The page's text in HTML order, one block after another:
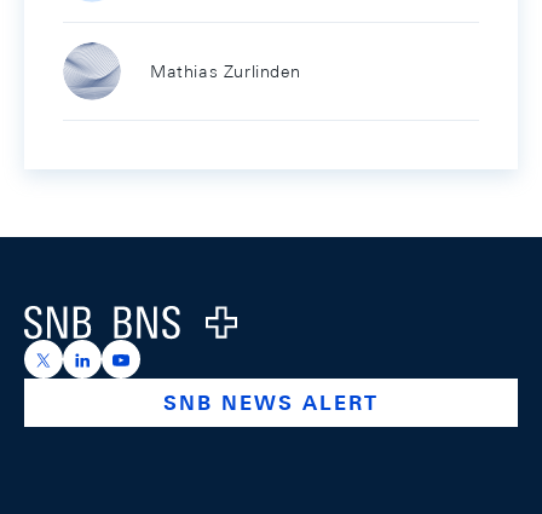
Mathias Zurlinden
Logo
https://x.com/snb_bns
https://ch.linkedin.com/company/swiss-national-
https://www.youtube.com/@swissnationalbank
SNB NEWS ALERT